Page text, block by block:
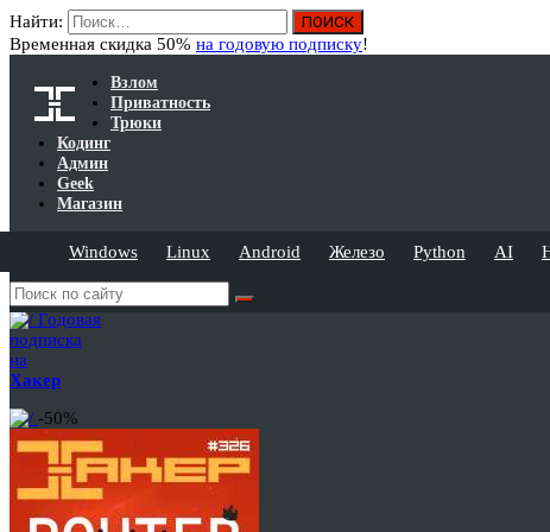
Найти:
Временная скидка 50% на годовую подписку!
Взлом
Приватность
Трюки
Кодинг
Админ
Geek
Магазин
Windows Linux Android Железо Python AI
Годовая
подписка
на
Хакер
-50%